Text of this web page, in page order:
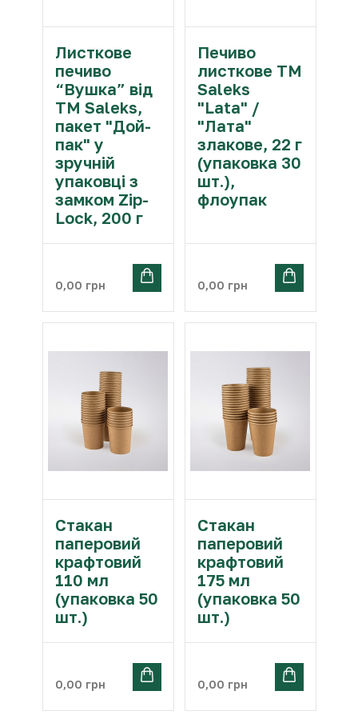
Листкове
печиво
“Вушка” від
ТМ Saleks,
пакет "Дой-
пак" у
зручній
упаковці з
замком Zip-
Lock, 200 г
0,00 грн
Печиво
листкове ТМ
Saleks
"Lata" /
"Лата"
злакове, 22 г
(упаковка 30
шт.),
флоупак
0,00 грн
Стакан
паперовий
крафтовий
110 мл
(упаковка 50
шт.)
0,00 грн
Стакан
паперовий
крафтовий
175 мл
(упаковка 50
шт.)
0,00 грн